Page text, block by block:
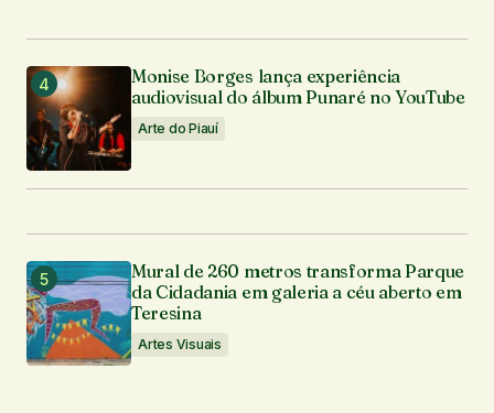
Monise Borges lança experiência
audiovisual do álbum Punaré no YouTube
Arte do Piauí
Mural de 260 metros transforma Parque
da Cidadania em galeria a céu aberto em
Teresina
Artes Visuais